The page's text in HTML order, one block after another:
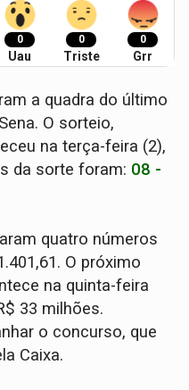
0
Uau
0
Triste
0
Grr
a quadra do último
O sorteio,
na terça-feira (2),
da sorte foram: 08 -
quatro números
O próximo
na quinta-feira
33 milhões.
o concurso, que
Caixa.